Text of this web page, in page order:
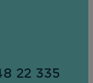
22 335